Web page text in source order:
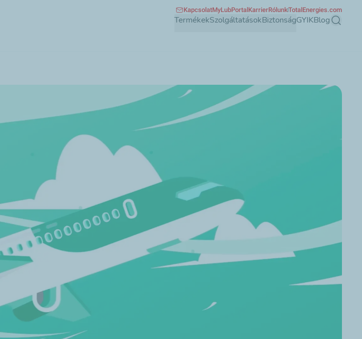
TermékekSzolgáltatásokBiztonságGYIKBlog Keresés
KapcsolatMyLubPortalKarrierRólunkTotalEnergies.com